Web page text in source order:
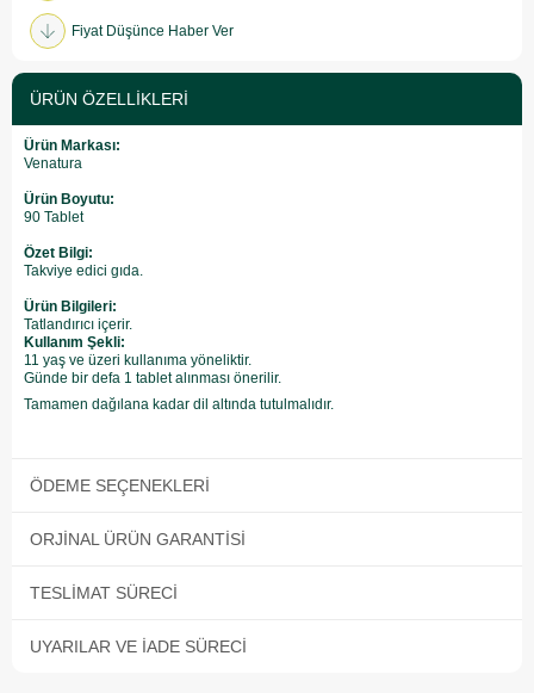
Fiyat Düşünce Haber Ver
ÜRÜN ÖZELLIKLERI
Ürün Markası:
Venatura
Ürün Boyutu:
90 Tablet
Özet Bilgi:
Takviye edici gıda.
Ürün Bilgileri:
Tatlandırıcı içerir.
Kullanım Şekli:
11 yaş ve üzeri kullanıma yöneliktir.
Günde bir defa 1 tablet alınması önerilir.
Tamamen dağılana kadar dil altında tutulmalıdır.
ÖDEME SEÇENEKLERI
ORJINAL ÜRÜN GARANTISI
TESLIMAT SÜRECI
UYARILAR VE İADE SÜRECI